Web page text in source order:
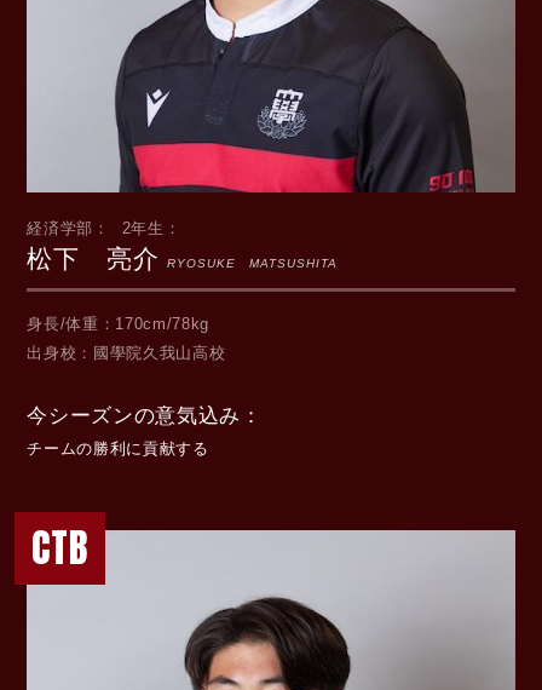
経済学部 2年生
松下 亮介 RYOSUKE MATSUSHITA
身長/体重
170cm/78kg
出身校
國學院久我山高校
今シーズンの意気込み
チームの勝利に貢献する
CTB